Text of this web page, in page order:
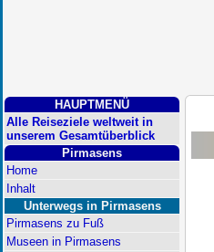
HAUPTMENÜ
Alle Reiseziele weltweit in
unserem Gesamtüberblick
Pirmasens
Home
Inhalt
Unterwegs in Pirmasens
Pirmasens zu Fuß
Museen in Pirmasens